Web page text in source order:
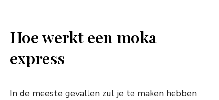
Hoe werkt een moka
express
In de meeste gevallen zul je te maken hebben